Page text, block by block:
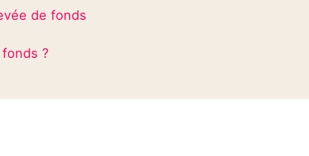
de fonds
?